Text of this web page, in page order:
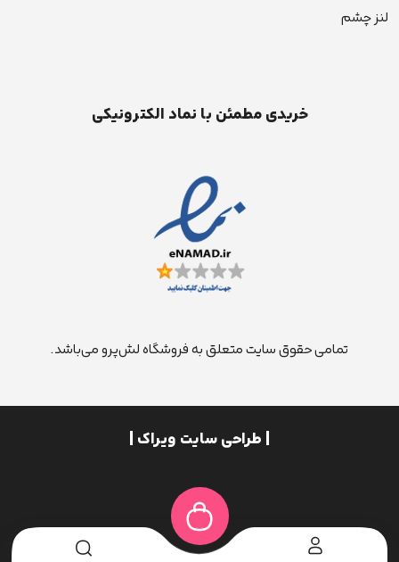
لنز چشم
خریدی مطمئن با نماد الکترونیکی
تمامی حقوق سایت متعلق به فروشگاه لش‌پرو می‌باشد.
| طراحی سایت ویراک |